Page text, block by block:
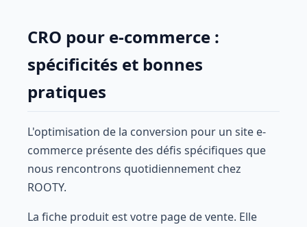
CRO pour e-commerce :
spécificités et bonnes
pratiques
L'optimisation de la conversion pour un site e-
commerce présente des défis spécifiques que
nous rencontrons quotidiennement chez
ROOTY.
La fiche produit est votre page de vente. Elle